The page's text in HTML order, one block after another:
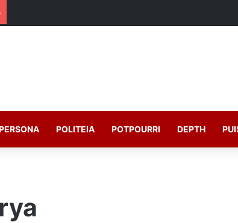
POLITEIA POTPOURRI DEPTH